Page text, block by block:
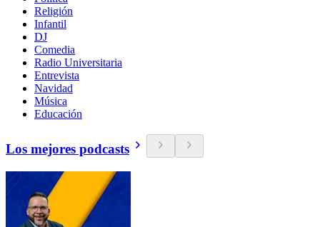
Religión
Infantil
DJ
Comedia
Radio Universitaria
Entrevista
Navidad
Música
Educación
Los mejores podcasts